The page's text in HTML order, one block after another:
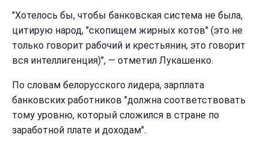
"Хотелось бы, чтобы банковская система не была,
цитирую народ, "скопищем жирных котов" (это не
только говорит рабочий и крестьянин, это говорит
вся интеллигенция)", — отметил Лукашенко.
По словам белорусского лидера, зарплата
банковских работников "должна соответствовать
тому уровню, который сложился в стране по
заработной плате и доходам".